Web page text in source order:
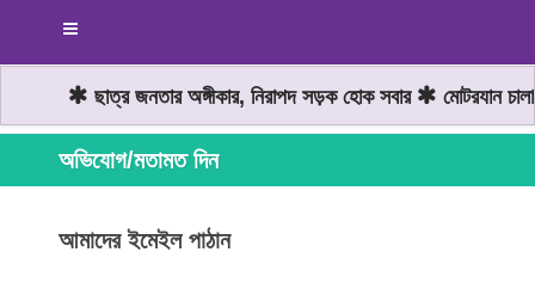
ছাত্র জনতার অঙ্গীকার, নিরাপদ সড়ক হোক সবার মোটরযান
অভিযোগ/মতামত দিন
আমাদের ইমেইল পাঠান